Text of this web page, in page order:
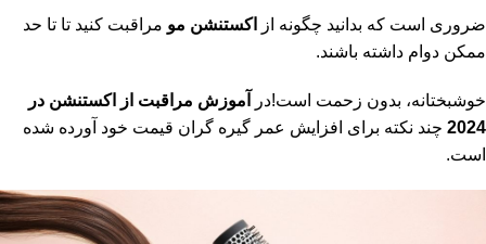
ضروری است که بدانید چگونه از اکستنشن مو مراقبت کنید تا تا حد
ممکن دوام داشته باشند.
خوشبختانه، بدون زحمت است!در
آموزش مراقبت از اکستنشن در
2024 چند نکته برای افزایش عمر گیره گران قیمت خود آورده شده
است.